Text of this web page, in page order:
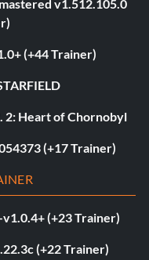
v1.512.105.0
(+44 Trainer)
2: Heart of Chornobyl
(+17 Trainer)
(+23 Trainer)
(+22 Trainer)